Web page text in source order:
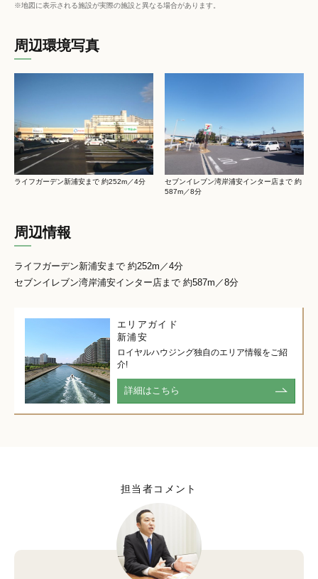
※地図に表示される施設が実際の施設と異なる場合があります。
周辺環境写真
ライフガーデン新浦安まで 約252m／4分
セブンイレブン湾岸浦安インター店まで 約
587m／8分
周辺情報
ライフガーデン新浦安まで 約252m／4分
セブンイレブン湾岸浦安インター店まで 約587m／8分
エリアガイド
新浦安
ロイヤルハウジング独自のエリア情報をご紹
介!
詳細はこちら
担当者コメント